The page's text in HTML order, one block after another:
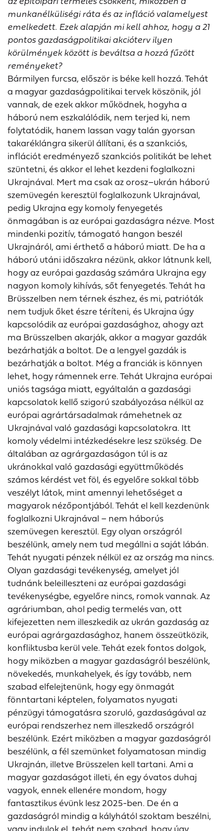
munkanélküliségi ráta és az infláció valamelyest
emelkedett. Ezek alapján mi kell ahhoz, hogy a 21
pontos gazdaságpolitikai akcióterv ilyen
körülmények között is beváltsa a hozzá fűzött
reményeket?
Bármilyen furcsa, először is béke kell hozzá. Tehát
a magyar gazdaságpolitikai tervek köszönik, jól
vannak, de ezek akkor működnek, hogyha a
háború nem eszkalálódik, nem terjed ki, nem
folytatódik, hanem lassan vagy talán gyorsan
takaréklángra sikerül állítani, és a szankciós,
inflációt eredményező szankciós politikát be lehet
szüntetni, és akkor el lehet kezdeni foglalkozni
Ukrajnával. Mert ma csak az orosz–ukrán háború
szemüvegén keresztül foglalkozunk Ukrajnával,
pedig Ukrajna egy komoly fenyegetés
önmagában is az európai gazdaságra nézve. Most
mindenki pozitív, támogató hangon beszél
Ukrajnáról, ami érthető a háború miatt. De ha a
háború utáni időszakra nézünk, akkor látnunk kell,
hogy az európai gazdaság számára Ukrajna egy
nagyon komoly kihívás, sőt fenyegetés. Tehát ha
Brüsszelben nem térnek észhez, és mi, patrióták
nem tudjuk őket észre téríteni, és Ukrajna úgy
kapcsolódik az európai gazdasághoz, ahogy azt
ma Brüsszelben akarják, akkor a magyar gazdák
bezárhatják a boltot. De a lengyel gazdák is
bezárhatják a boltot. Még a franciák is könnyen
lehet, hogy rámennek erre. Tehát Ukrajna európai
uniós tagsága miatt, egyáltalán a gazdasági
kapcsolatok kellő szigorú szabályozása nélkül az
európai agrártársadalmak rámehetnek az
Ukrajnával való gazdasági kapcsolatokra. Itt
komoly védelmi intézkedésekre lesz szükség. De
általában az agrárgazdaságon túl is az
ukránokkal való gazdasági együttműködés
számos kérdést vet föl, és egyelőre sokkal több
veszélyt látok, mint amennyi lehetőséget a
magyarok nézőpontjából. Tehát el kell kezdenünk
foglalkozni Ukrajnával – nem háborús
szemüvegen keresztül. Egy olyan országról
beszélünk, amely nem tud megállni a saját lábán.
Tehát nyugati pénzek nélkül ez az ország ma nincs.
Olyan gazdasági tevékenység, amelyet jól
tudnánk beleilleszteni az európai gazdasági
tevékenységbe, egyelőre nincs, romok vannak. Az
agráriumban, ahol pedig termelés van, ott
kifejezetten nem illeszkedik az ukrán gazdaság az
európai agrárgazdasághoz, hanem összeütközik,
konfliktusba kerül vele. Tehát ezek fontos dolgok,
hogy miközben a magyar gazdaságról beszélünk,
növekedés, munkahelyek, és így tovább, nem
szabad elfelejtenünk, hogy egy önmagát
fönntartani képtelen, folyamatos nyugati
pénzügyi támogatásra szoruló, gazdaságával az
európai rendszerhez nem illeszkedő országról
beszélünk. Ezért miközben a magyar gazdaságról
beszélünk, a fél szemünket folyamatosan mindig
Ukrajnán, illetve Brüsszelen kell tartani. Ami a
magyar gazdaságot illeti, én egy óvatos duhaj
vagyok, ennek ellenére mondom, hogy
fantasztikus évünk lesz 2025-ben. De én a
gazdaságról mindig a kályhától szoktam beszélni,